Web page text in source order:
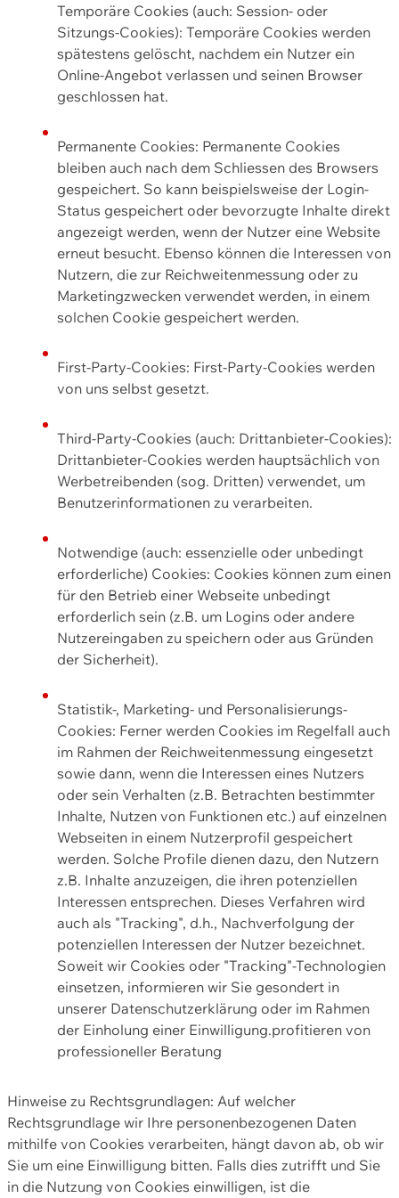
Temporäre Cookies (auch: Session- oder
Sitzungs-Cookies): Temporäre Cookies werden
spätestens gelöscht, nachdem ein Nutzer ein
Online-Angebot verlassen und seinen Browser
geschlossen hat.
Permanente Cookies: Permanente Cookies
bleiben auch nach dem Schliessen des Browsers
gespeichert. So kann beispielsweise der Login-
Status gespeichert oder bevorzugte Inhalte direkt
angezeigt werden, wenn der Nutzer eine Website
erneut besucht. Ebenso können die Interessen von
Nutzern, die zur Reichweitenmessung oder zu
Marketingzwecken verwendet werden, in einem
solchen Cookie gespeichert werden.
First-Party-Cookies: First-Party-Cookies werden
von uns selbst gesetzt.
Third-Party-Cookies (auch: Drittanbieter-Cookies):
Drittanbieter-Cookies werden hauptsächlich von
Werbetreibenden (sog. Dritten) verwendet, um
Benutzerinformationen zu verarbeiten.
Notwendige (auch: essenzielle oder unbedingt
erforderliche) Cookies: Cookies können zum einen
für den Betrieb einer Webseite unbedingt
erforderlich sein (z.B. um Logins oder andere
Nutzereingaben zu speichern oder aus Gründen
der Sicherheit).
Statistik-, Marketing- und Personalisierungs-
Cookies: Ferner werden Cookies im Regelfall auch
im Rahmen der Reichweitenmessung eingesetzt
sowie dann, wenn die Interessen eines Nutzers
oder sein Verhalten (z.B. Betrachten bestimmter
Inhalte, Nutzen von Funktionen etc.) auf einzelnen
Webseiten in einem Nutzerprofil gespeichert
werden. Solche Profile dienen dazu, den Nutzern
z.B. Inhalte anzuzeigen, die ihren potenziellen
Interessen entsprechen. Dieses Verfahren wird
auch als "Tracking", d.h., Nachverfolgung der
potenziellen Interessen der Nutzer bezeichnet.
Soweit wir Cookies oder "Tracking"-Technologien
einsetzen, informieren wir Sie gesondert in
unserer Datenschutzerklärung oder im Rahmen
der Einholung einer Einwilligung.profitieren von
professioneller Beratung
Hinweise zu Rechtsgrundlagen: Auf welcher
Rechtsgrundlage wir Ihre personenbezogenen Daten
mithilfe von Cookies verarbeiten, hängt davon ab, ob wir
Sie um eine Einwilligung bitten. Falls dies zutrifft und Sie
in die Nutzung von Cookies einwilligen, ist die